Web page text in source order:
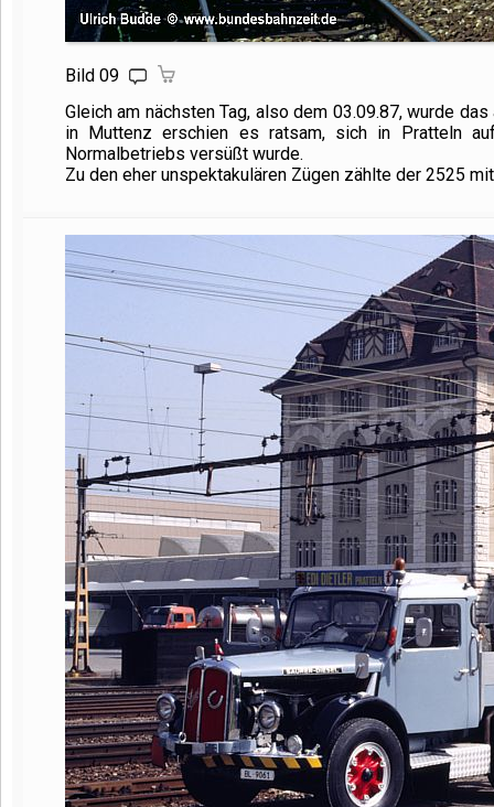
Bild 09
Gleich am nächsten Tag, also dem 03.09.87, wurde
in Muttenz erschien es ratsam, sich in Pratteln
Normalbetriebs versüßt wurde.
Zu den eher unspektakulären Zügen zählte der 2525